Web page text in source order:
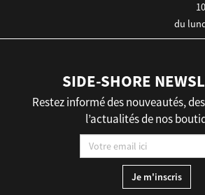
du
SIDE-SHORE
Restez informé des nouveautés,
l’actualités de nos